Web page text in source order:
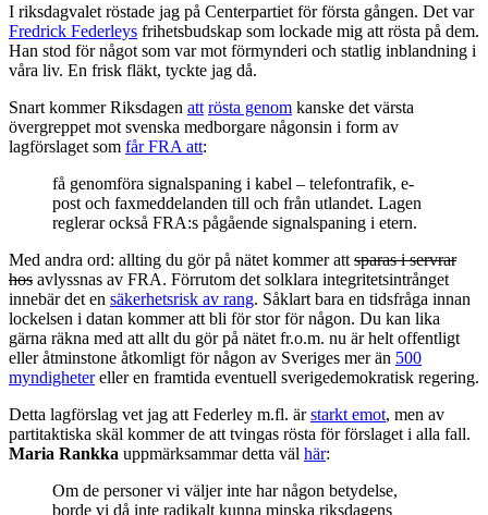
I riksdagvalet röstade jag på Centerpartiet för första gången. Det var
Fredrick Federleys frihetsbudskap som lockade mig att rösta på dem.
Han stod för något som var mot förmynderi och statlig inblandning i
våra liv. En frisk fläkt, tyckte jag då.
Snart kommer Riksdagen att rösta genom kanske det värsta
övergreppet mot svenska medborgare någonsin i form av
lagförslaget som får FRA att:
få genomföra signalspaning i kabel – telefontrafik, e-
post och faxmeddelanden till och från utlandet. Lagen
reglerar också FRA:s pågående signalspaning i etern.
Med andra ord: allting du gör på nätet kommer att sparas i servrar
hos avlyssnas av FRA. Förrutom det solklara integritetsintrånget
innebär det en säkerhetsrisk av rang. Såklart bara en tidsfråga innan
lockelsen i datan kommer att bli för stor för någon. Du kan lika
gärna räkna med att allt du gör på nätet fr.o.m. nu är helt offentligt
eller åtminstone åtkomligt för någon av Sveriges mer än 500
myndighetereller en framtida eventuell sverigedemokratisk regering.
Detta lagförslag vet jag att Federley m.fl. ärstarkt emot, men av
partitaktiska skäl kommer de att tvingas rösta för förslaget i alla fall.
Maria Rankka uppmärksammar detta väl här:
Om de personer vi väljer inte har någon betydelse,
borde vi då inte radikalt kunna minska riksdagens